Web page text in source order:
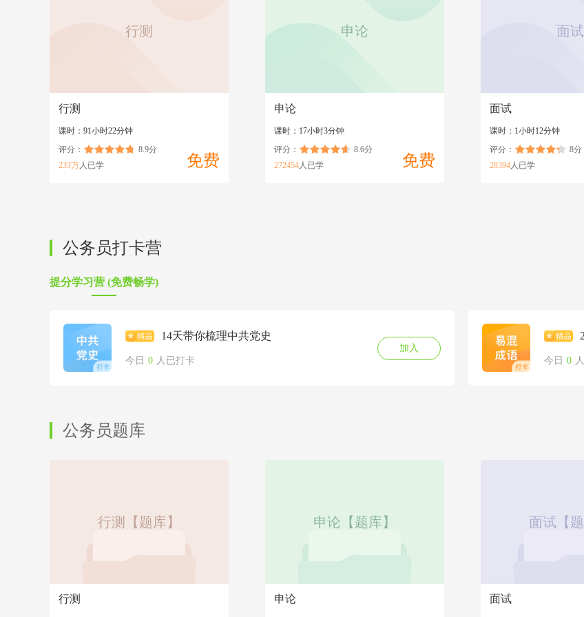
行测
行测
课时：91小时22分钟
免费
评分：
8.9分
233万人已学
申论
申论
课时：17小时3分钟
免费
评分：
8.6分
272454人已学
面试
面试
课时：1小时12分钟
评分：
8分
28394人已学
公务员打卡营
提分学习营 (免费畅学)
14天带你梳理中共党史
今日 0 人已打卡
加入
今日 0
公务员题库
行测【题库】
行测
申论【题库】
申论
面试【题
面试